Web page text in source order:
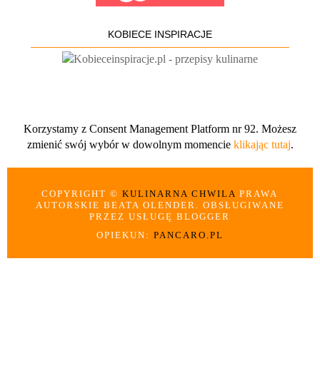
KOBIECE INSPIRACJE
Korzystamy z Consent Management Platform nr 92. Możesz
zmienić swój wybór w dowolnym momencie klikając tutaj.
COPYRIGHT ©KULINARNA CHWILAPRAWA
AUTORSKIE BEATA OLENDER. OBSŁUGIWANE
PRZEZ USŁUGĘ BLOGGER
OPIEKUN: PANCARO.PL